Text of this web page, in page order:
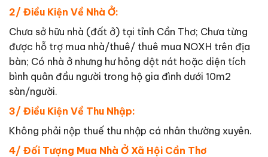
2/ Điều Kiện Về Nhà Ở:
Chưa sở hữu nhà (đất ở) tại tỉnh Cần Thơ; Chưa từng
được hỗ trợ mua nhà/thuê/ thuê mua NOXH trên địa
bàn; Có nhà ở nhưng hư hỏng dột nát hoặc diện tích
bình quân đầu người trong hộ gia đình dưới 10m2
sàn/người.
3/ Điều Kiện Về Thu Nhập:
Không phải nộp thuế thu nhập cá nhân thường xuyên.
4/ Đối Tượng Mua Nhà Ở Xã Hội Cần Thơ